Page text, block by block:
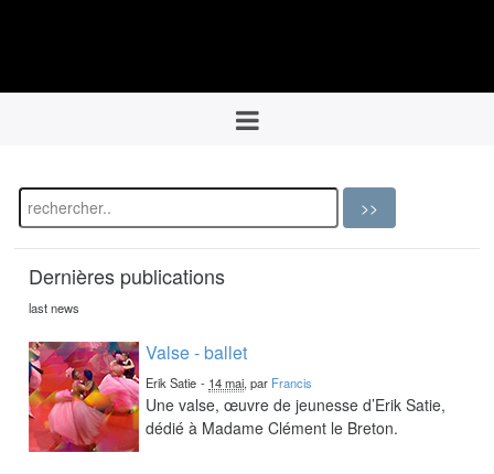
Dernières publications
last news
Valse - ballet
Erik Satie - 14 mai, par Francis
Une valse, œuvre de jeunesse d’Erik Satie,
dédié à Madame Clément le Breton.